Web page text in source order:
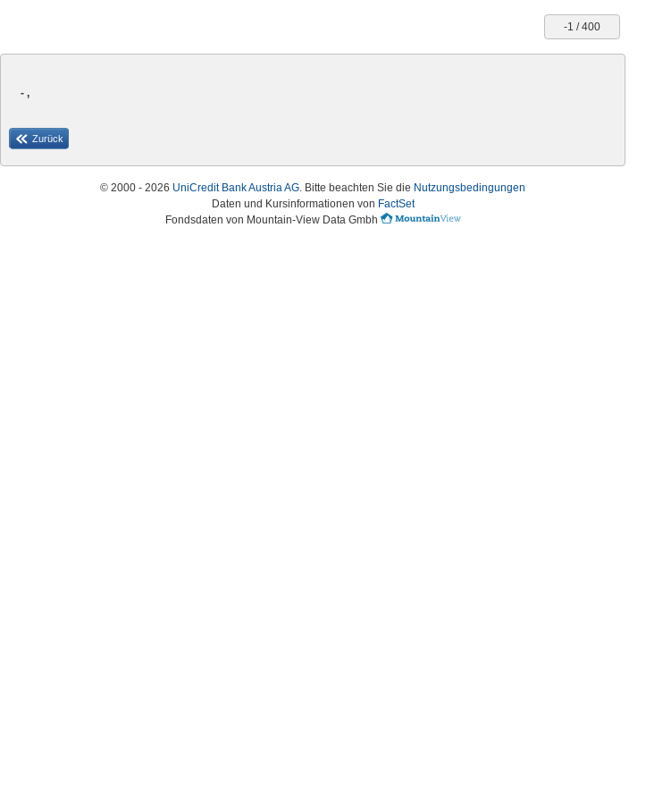
-1 / 400
- ,
Zurück
© 2000 - 2026 UniCredit Bank Austria AG. Bitte beachten Sie die Nutzungsbedingungen
Daten und Kursinformationen von FactSet
Fondsdaten von Mountain-View Data Gmbh